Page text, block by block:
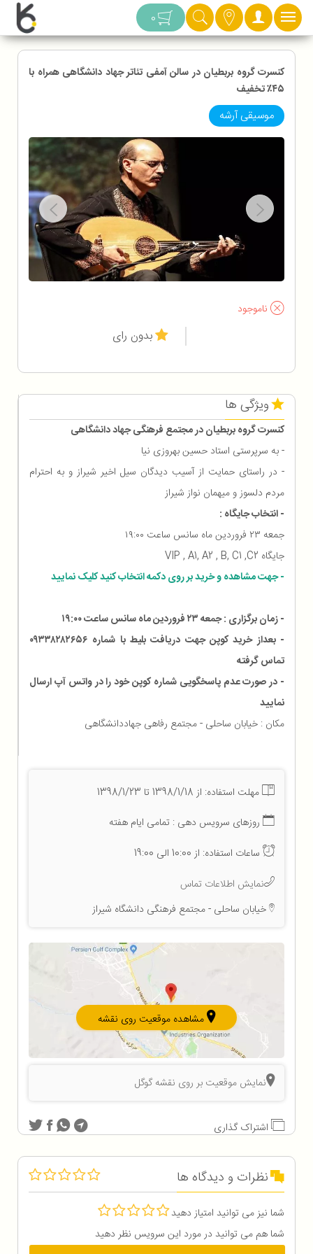
دسته بندی 0
کنسرت گروه بربطیان در سالن آمفی تئاتر جهاد دانشگاهی همراه با
۴۵٪ تخفیف
موسیقی آرشه
ناموجود
بدون رای
ویژگی ها
کنسرت گروه بربطیان در مجتمع فرهنگی جهاد دانشگاهی
- به سرپرستی استاد حسین بهروزی نیا
- در راستای حمایت از آسیب دیدگان سیل اخیر شیراز و به احترام
مردم دلسوز و میهمان نواز شیراز
- انتخاب جایگاه :
جمعه ۲۳ فروردین ماه سانس ساعت ۱۹:۰۰
جایگاه VIP , A1, A2 , B, C1 ,C2
- جهت مشاهده و خرید بر روی دکمه انتخاب کنید کلیک نمایید
- زمان برگزاری : جمعه ۲۳ فروردین ماه سانس ساعت ۱۹:۰۰
- بعداز خرید کوپن جهت دریافت بلیط با شماره ۰۹۳۳۸۲۸۲۶۵۶
تماس گرفته
- در صورت عدم پاسخگویی شماره کوپن خود را در واتس آپ ارسال
نمایید
مکان : خیابان ساحلی - مجتمع رفاهی جهاددانشگاهی
مهلت استفاده: از 1398/1/18 تا 1398/1/23
روزهای سرویس دهی : تمامی ایام هفته
ساعات استفاده: از 10:00 الی 19:00
نمایش اطلاعات تماس
خیابان ساحلی - مجتمع فرهنگی دانشگاه شیراز
مشاهده موقعیت روی نقشه
نمایش موقعیت بر روی نقشه گوگل
اشتراک گذاری
نظرات و دیدگاه ها
شما نیز می توانید امتیاز دهید
شما هم می توانید در مورد این سرویس نظر دهید